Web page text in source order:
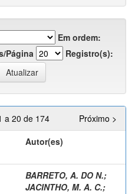
Em ordem:
Página
Registro(s):
a 20 de 174
Próximo >
Autor(es)
BARRETO, A. DO N.;
JACINTHO, M. A. C.;